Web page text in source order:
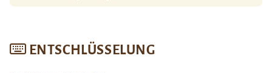
ENTSCHLÜSSELUNG